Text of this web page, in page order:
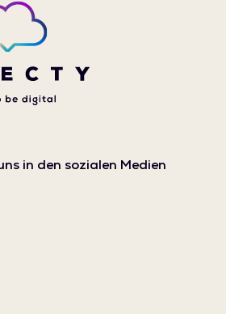
in den sozialen Medien